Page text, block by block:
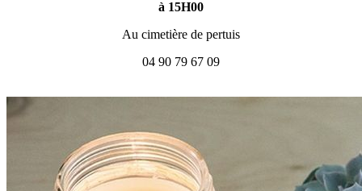
à 15H00
Au cimetière de pertuis
04 90 79 67 09